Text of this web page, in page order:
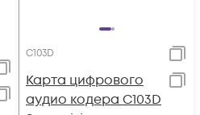
C103D
Карта цифрового
аудио кодера C103D